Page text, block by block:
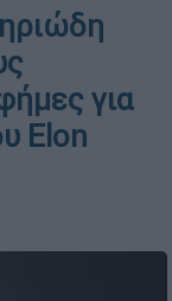
για
Elon